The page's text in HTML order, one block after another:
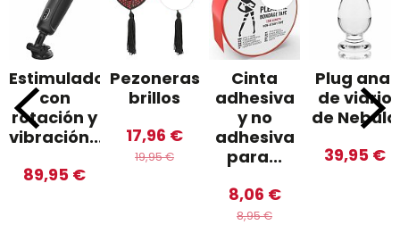
Estimulador
con
rotación y
vibración...
89,95 €
Pezoneras
brillos
17,96 €
19,95 €
Cinta
adhesiva
y no
adhesiva
para...
8,06 €
8,95 €
Plug anal
de vidrio
de Nebula
39,95 €